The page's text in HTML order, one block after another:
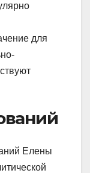
для
Елены